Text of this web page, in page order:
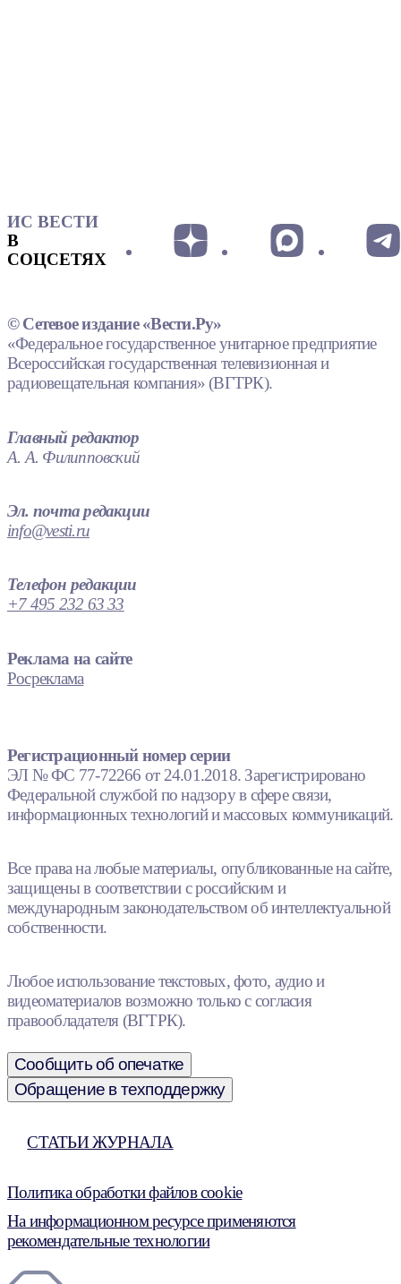
ИС ВЕСТИ
В
СОЦСЕТЯХ
© Сетевое издание «Вести.Ру»
«Федеральное государственное унитарное предприятие
Всероссийская государственная телевизионная и
радиовещательная компания» (ВГТРК).
Главный редактор
А. А. Филипповский
Эл. почта редакции
info@vesti.ru
Телефон редакции
+7 495 232 63 33
Реклама на сайте
Росреклама
Регистрационный номер серии
ЭЛ № ФС 77-72266 от 24.01.2018. Зарегистрировано
Федеральной службой по надзору в сфере связи,
информационных технологий и массовых коммуникаций.
Все права на любые материалы, опубликованные на сайте,
защищены в соответствии с российским и
международным законодательством об интеллектуальной
собственности.
Любое использование текстовых, фото, аудио и
видеоматериалов возможно только с согласия
правообладателя (ВГТРК).
Сообщить об опечатке
Обращение в техподдержку
СТАТЬИ ЖУРНАЛА
Политика обработки файлов cookie
На информационном ресурсе применяются
рекомендательные технологии